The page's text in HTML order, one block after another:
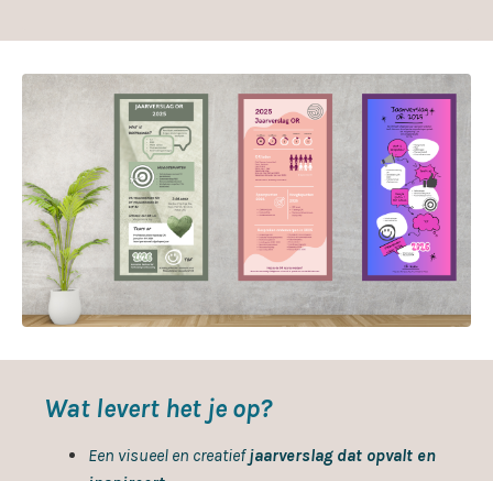
Wat levert het je op?
Een visueel en creatiefjaarverslag dat opvalt en